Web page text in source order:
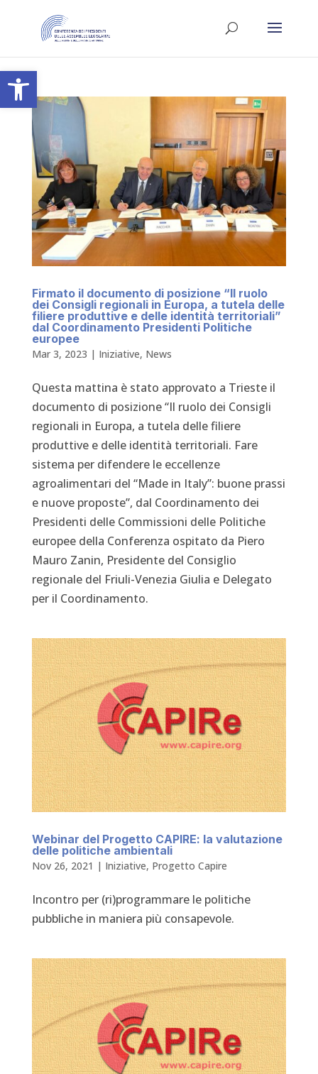
Apri la barra degli strumenti
Firmato il documento di posizione “Il ruolo
dei Consigli regionali in Europa, a tutela delle
filiere produttive e delle identità territoriali”
dal Coordinamento Presidenti Politiche
europee
Mar 3, 2023 | Iniziative, News
Questa mattina è stato approvato a Trieste il
documento di posizione “Il ruolo dei Consigli
regionali in Europa, a tutela delle filiere
produttive e delle identità territoriali. Fare
sistema per difendere le eccellenze
agroalimentari del “Made in Italy”: buone prassi
e nuove proposte”, dal Coordinamento dei
Presidenti delle Commissioni delle Politiche
europee della Conferenza ospitato da Piero
Mauro Zanin, Presidente del Consiglio
regionale del Friuli-Venezia Giulia e Delegato
per il Coordinamento.
Webinar del Progetto CAPIRE: la valutazione
delle politiche ambientali
Nov 26, 2021 | Iniziative, Progetto Capire
Incontro per (ri)programmare le politiche
pubbliche in maniera più consapevole.